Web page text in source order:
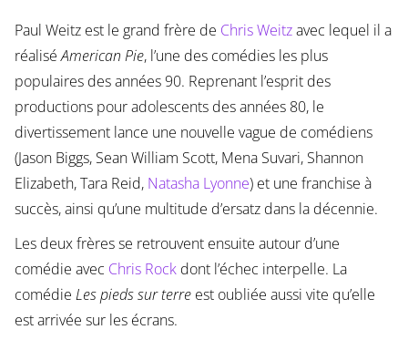
Paul Weitz est le grand frère de Chris Weitzavec lequel il a
réaliséAmerican Pie, l’une des comédies les plus
populaires des années 90. Reprenant l’esprit des
productions pour adolescents des années 80, le
divertissement lance une nouvelle vague de comédiens
(Jason Biggs, Sean William Scott, Mena Suvari, Shannon
Elizabeth, Tara Reid, Natasha Lyonne) et une franchise à
succès, ainsi qu’une multitude d’ersatz dans la décennie.
Les deux frères se retrouvent ensuite autour d’une
comédie avec Chris Rockdont l’échec interpelle. La
comédie Les pieds sur terreest oubliée aussi vite qu’elle
est arrivée sur les écrans.